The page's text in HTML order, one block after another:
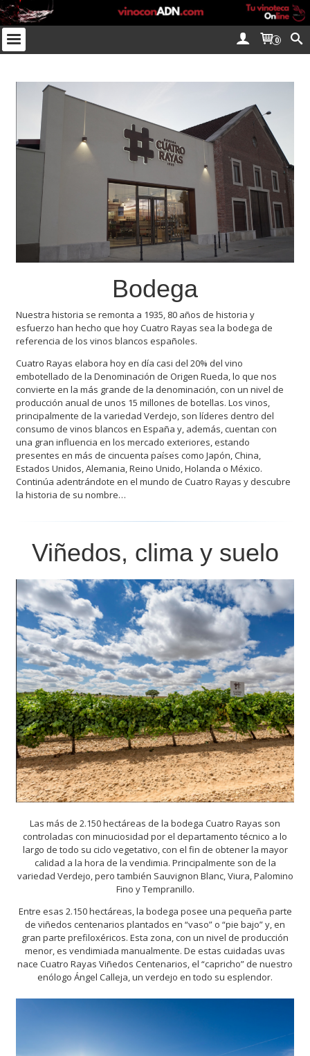
0
Bodega
Nuestra historia se remonta a 1935, 80 años de historia y
esfuerzo han hecho que hoy Cuatro Rayas sea la bodega de
referencia de los vinos blancos españoles.
Cuatro Rayas elabora hoy en día casi del 20% del vino
embotellado de la Denominación de Origen Rueda, lo que nos
convierte en la más grande de la denominación, con un nivel de
producción anual de unos 15 millones de botellas. Los vinos,
principalmente de la variedad Verdejo, son líderes dentro del
consumo de vinos blancos en España y, además, cuentan con
una gran influencia en los mercado exteriores, estando
presentes en más de cincuenta países como Japón, China,
Estados Unidos, Alemania, Reino Unido, Holanda o México.
Continúa adentrándote en el mundo de Cuatro Rayas y descubre
la historia de su nombre…
Viñedos, clima y suelo
Las más de 2.150 hectáreas de la bodega Cuatro Rayas son
controladas con minuciosidad por el departamento técnico a lo
largo de todo su ciclo vegetativo, con el fin de obtener la mayor
calidad a la hora de la vendimia. Principalmente son de la
variedad Verdejo, pero también Sauvignon Blanc, Viura, Palomino
Fino y Tempranillo.
Entre esas 2.150 hectáreas, la bodega posee una pequeña parte
de viñedos centenarios plantados en “vaso” o “pie bajo” y, en
gran parte prefiloxéricos. Esta zona, con un nivel de producción
menor, es vendimiada manualmente. De estas cuidadas uvas
nace Cuatro Rayas Viñedos Centenarios, el “capricho” de nuestro
enólogo Ángel Calleja, un verdejo en todo su esplendor.